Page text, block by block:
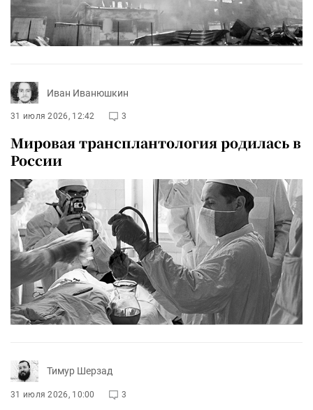
Иван Иванюшкин
31 июля 2026, 12:42 3
Мировая трансплантология родилась в
России
Тимур Шерзад
31 июля 2026, 10:00 3